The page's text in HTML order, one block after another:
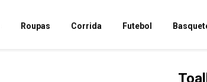
Roupas Corrida Futebol